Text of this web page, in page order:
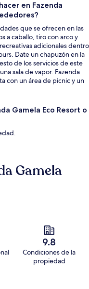
en Fazenda
que se ofrecen en las
a caballo, tiro con arco y
adicionales dentro
Date un chapuzón en la
de los servicios de este
sala de vapor. Fazenda
con un área de picnic y un
Gamela Eco Resort o
Gamela
9.8
Condiciones de la
propiedad